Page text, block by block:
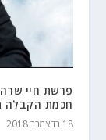
פרשת חיי
חכמת הקבלה
18 בדצמבר 2018